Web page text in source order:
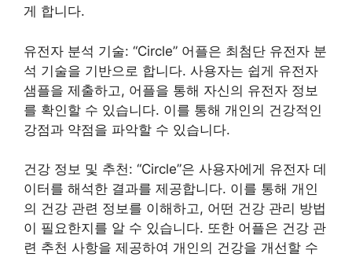
게 합니다.
유전자 분석 기술: “Circle” 어플은 최첨단 유전자 분
석 기술을 기반으로 합니다. 사용자는 쉽게 유전자
샘플을 제출하고, 어플을 통해 자신의 유전자 정보
를 확인할 수 있습니다. 이를 통해 개인의 건강적인
강점과 약점을 파악할 수 있습니다.
건강 정보 및 추천: “Circle”은 사용자에게 유전자 데
이터를 해석한 결과를 제공합니다. 이를 통해 개인
의 건강 관련 정보를 이해하고, 어떤 건강 관리 방법
이 필요한지를 알 수 있습니다. 또한 어플은 건강 관
련 추천 사항을 제공하여 개인의 건강을 개선할 수